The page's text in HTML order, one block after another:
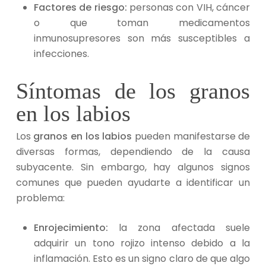
Factores de riesgo: personas con VIH, cáncer
o que toman medicamentos
inmunosupresores son más susceptibles a
infecciones.
Síntomas de los granos
en los labios
Los granos en los labios pueden manifestarse de
diversas formas, dependiendo de la causa
subyacente. Sin embargo, hay algunos signos
comunes que pueden ayudarte a identificar un
problema:
Enrojecimiento: la zona afectada suele
adquirir un tono rojizo intenso debido a la
inflamación. Esto es un signo claro de que algo